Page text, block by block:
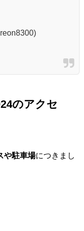
のアクセ
や駐車場につきまし